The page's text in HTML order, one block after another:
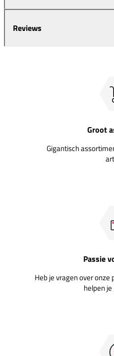
Reviews
Groot
Gigantisch
Passie
Heb je vragen over
helpen